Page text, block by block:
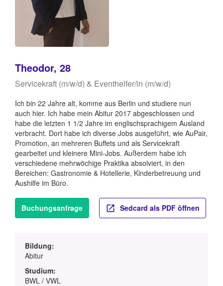
Theodor, 28
Servicekraft (m/w/d) & Eventhelfer/in (m/w/d)
Ich bin 22 Jahre alt, komme aus Berlin und studiere nun
auch hier. Ich habe mein Abitur 2017 abgeschlossen und
habe die letzten 1 1/2 Jahre im englischsprachigem Ausland
verbracht. Dort habe ich diverse Jobs ausgeführt, wie AuPair,
Promotion, an mehreren Buffets und als Servicekraft
gearbeitet und kleinere Mini-Jobs. Außerdem habe ich
verschiedene mehrwöchige Praktika absolviert, in den
Bereichen: Gastronomie & Hotellerie, Kinderbetreuung und
Aushilfe im Büro.
Buchungsanfrage Sedcard als PDF öffnen
Bildung:
Abitur
Studium:
BWL / VWL